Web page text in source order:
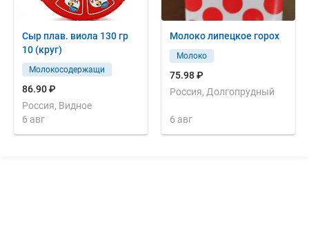
Сыр плав. виола 130 гр
10 (круг)
Молокосодержащи
86.90 ₽
Россия, Видное
6 авг
Молоко липецкое горох
Молоко
75.98 ₽
Россия, Долгопрудный
6 авг